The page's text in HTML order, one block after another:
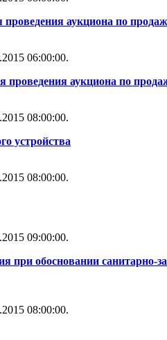
аукциона по
06:00:00.
аукциона по
08:00:00.
устройства
08:00:00.
09:00:00.
при обосновании
08:00:00.